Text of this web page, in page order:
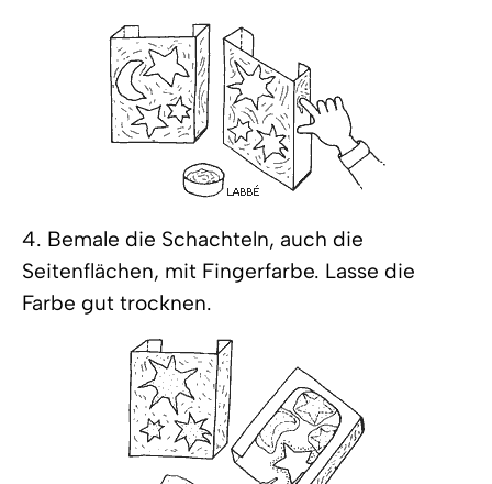
4. Bemale die Schachteln, auch die
Seitenflächen, mit Fingerfarbe. Lasse die
Farbe gut trocknen.